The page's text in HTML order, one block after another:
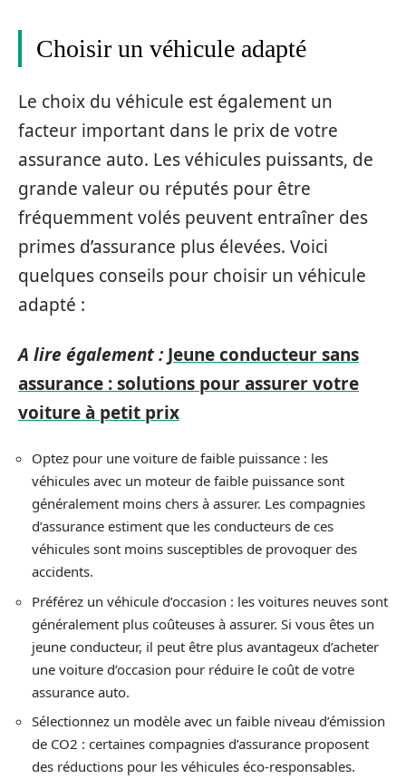
Choisir un véhicule adapté
Le choix du véhicule est également un
facteur important dans le prix de votre
assurance auto. Les véhicules puissants, de
grande valeur ou réputés pour être
fréquemment volés peuvent entraîner des
primes d’assurance plus élevées. Voici
quelques conseils pour choisir un véhicule
adapté :
A lire également : Jeune conducteur sans
assurance : solutions pour assurer votre
voiture à petit prix
Optez pour une voiture de faible puissance : les
véhicules avec un moteur de faible puissance sont
généralement moins chers à assurer. Les compagnies
d’assurance estiment que les conducteurs de ces
véhicules sont moins susceptibles de provoquer des
accidents.
Préférez un véhicule d’occasion : les voitures neuves sont
généralement plus coûteuses à assurer. Si vous êtes un
jeune conducteur, il peut être plus avantageux d’acheter
une voiture d’occasion pour réduire le coût de votre
assurance auto.
Sélectionnez un modèle avec un faible niveau d’émission
de CO2 : certaines compagnies d’assurance proposent
des réductions pour les véhicules éco-responsables.